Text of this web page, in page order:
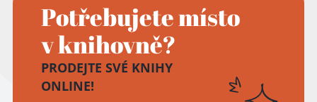
Potřebujete místo
v knihovně?
PRODEJTE SVÉ KNIHY
ONLINE!